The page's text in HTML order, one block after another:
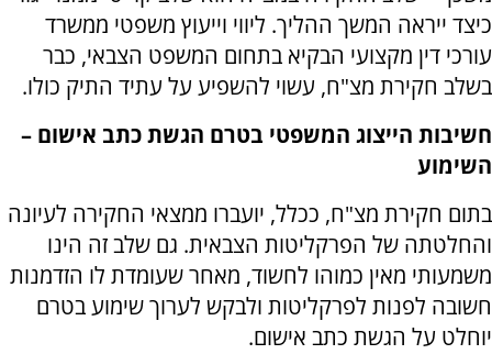
כיצד ייראה המשך ההליך. ליווי וייעוץ משפטי ממשרד
עורכי דין מקצועי הבקיא בתחום המשפט הצבאי, כבר
בשלב חקירת מצ"ח, עשוי להשפיע על עתיד התיק כולו.
חשיבות הייצוג המשפטי בטרם הגשת כתב אישום –
השימוע
בתום חקירת מצ"ח, ככלל, יועברו ממצאי החקירה לעיונה
והחלטתה של הפרקליטות הצבאית. גם שלב זה הינו
משמעותי מאין כמוהו לחשוד, מאחר שעומדת לו הזדמנות
חשובה לפנות לפרקליטות ולבקש לערוך שימוע בטרם
יוחלט על הגשת כתב אישום.